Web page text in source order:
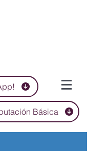
Básica